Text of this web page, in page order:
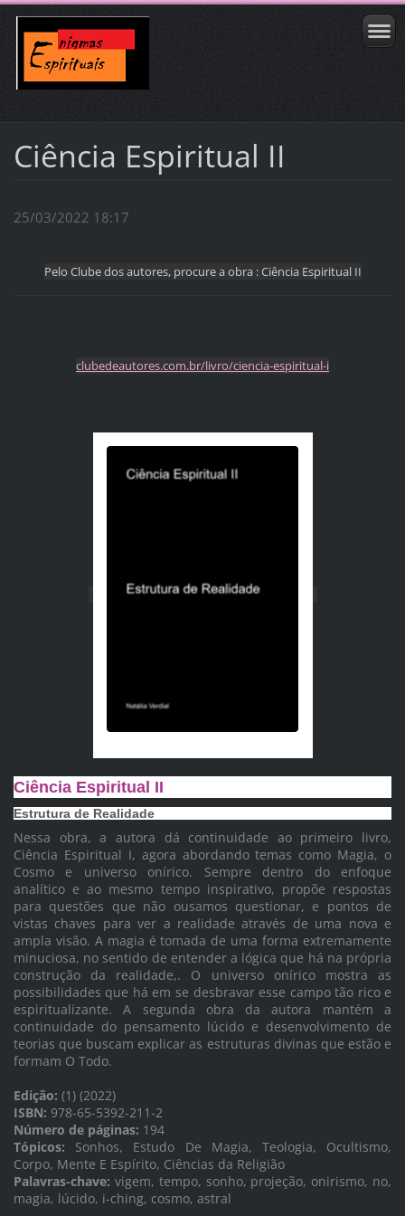
Ciência Espiritual II
25/03/2022 18:17
Pelo Clube dos autores, procure a obra : Ciência Espiritual II
clubedeautores.com.br/livro/ciencia-espiritual-i
Ciência Espiritual II
Estrutura de Realidade
Nessa obra, a autora dá continuidade ao primeiro livro,
Ciência Espiritual I, agora abordando temas como Magia, o
Cosmo e universo onírico. Sempre dentro do enfoque
analítico e ao mesmo tempo inspirativo, propõe respostas
para questões que não ousamos questionar, e pontos de
vistas chaves para ver a realidade através de uma nova e
ampla visão. A magia é tomada de uma forma extremamente
minuciosa, no sentido de entender a lógica que há na própria
construção da realidade,. O universo onírico mostra as
possibilidades que há em se desbravar esse campo tão rico e
espiritualizante. A segunda obra da autora mantém a
continuidade do pensamento lúcido e desenvolvimento de
teorias que buscam explicar as estruturas divinas que estão e
formam O Todo.
Edição: (1) (2022)
ISBN: 978-65-5392-211-2
Número de páginas: 194
Tópicos: Sonhos, Estudo De Magia, Teologia, Ocultismo,
Corpo, Mente E Espírito, Ciências da Religião
Palavras-chave: vigem, tempo, sonho, projeção, onirismo, no,
magia, lúcido, i-ching, cosmo, astral